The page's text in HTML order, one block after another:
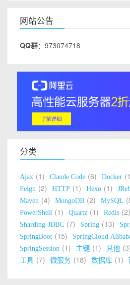
网站公告
QQ群：973074718
分类
Ajax 1 Claude Code 6 Docker
Feign 2 HTTP 1 Hexo 1
Maven 4 MongoDB 2 MySQL
PowerShell 1 Quartz 1 Redis 2
Sharding-JDBC 7 Spring 13
SpringBoot 15 SpringCloud
SpringSession 1 主键 1 其他 3
工具 7 微服务 18 数据库 1